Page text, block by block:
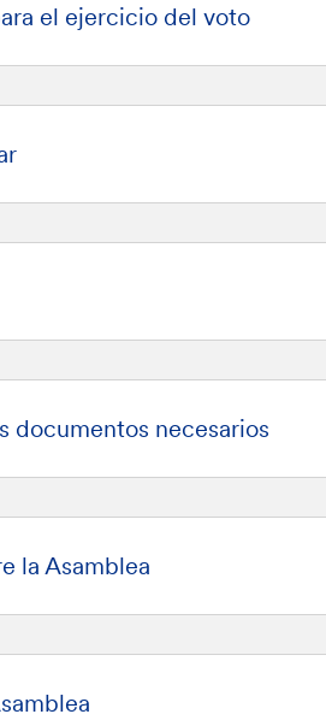
el ejercicio del voto
documentos necesarios
la Asamblea